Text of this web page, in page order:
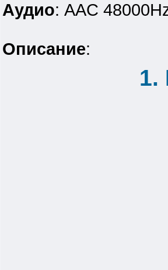
Аудио: AAC
Описание:
1.